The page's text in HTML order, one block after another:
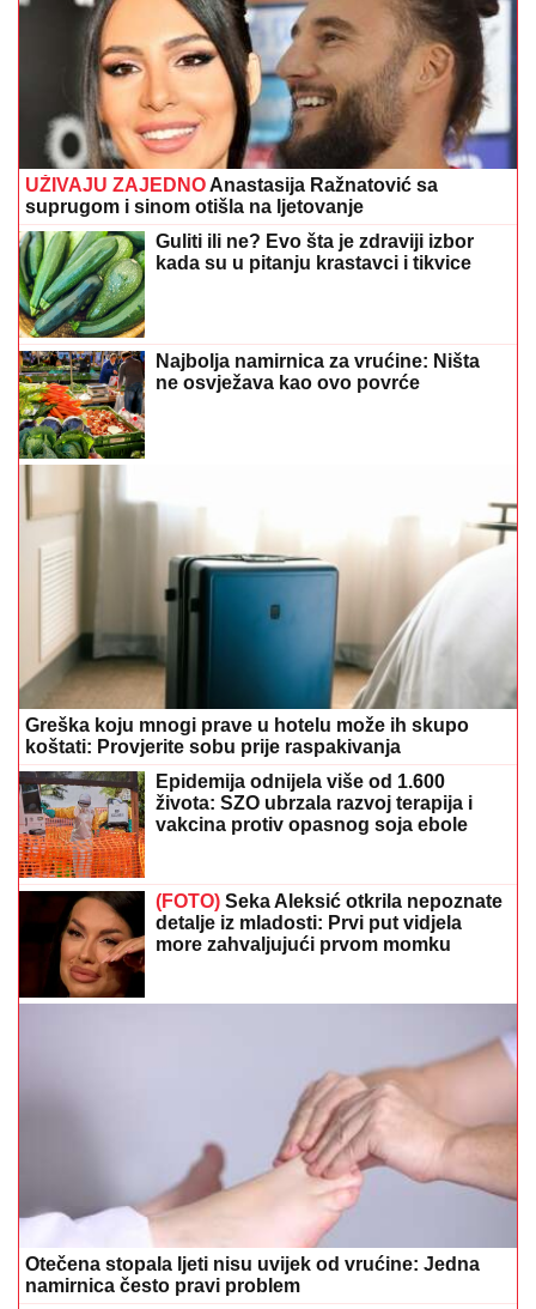
UŽIVAJU ZAJEDNO Anastasija Ražnatović sa
suprugom i sinom otišla na ljetovanje
Guliti ili ne? Evo šta je zdraviji izbor
kada su u pitanju krastavci i tikvice
Najbolja namirnica za vrućine: Ništa
ne osvježava kao ovo povrće
Greška koju mnogi prave u hotelu može ih skupo
koštati: Provjerite sobu prije raspakivanja
Epidemija odnijela više od 1.600
života: SZO ubrzala razvoj terapija i
vakcina protiv opasnog soja ebole
(FOTO) Seka Aleksić otkrila nepoznate
detalje iz mladosti: Prvi put vidjela
more zahvaljujući prvom momku
Otečena stopala ljeti nisu uvijek od vrućine: Jedna
namirnica često pravi problem